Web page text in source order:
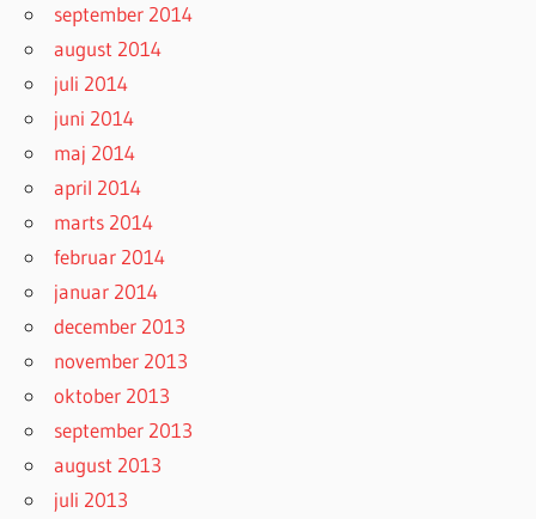
september 2014
august 2014
juli 2014
juni 2014
maj 2014
april 2014
marts 2014
februar 2014
januar 2014
december 2013
november 2013
oktober 2013
september 2013
august 2013
juli 2013